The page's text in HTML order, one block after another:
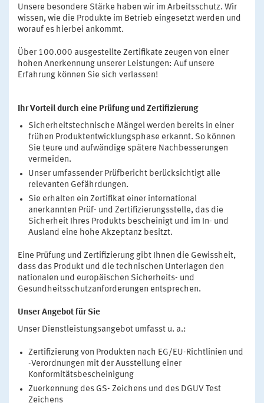
Unsere besondere Stärke haben wir im Arbeitsschutz. Wir
wissen, wie die Produkte im Betrieb eingesetzt werden und
worauf es hierbei ankommt.
Über 100.000 ausgestellte Zertifikate zeugen von einer
hohen Anerkennung unserer Leistungen: Auf unsere
Erfahrung können Sie sich verlassen!
Ihr Vorteil durch eine Prüfung und Zertifizierung
Sicherheitstechnische Mängel werden bereits in einer
frühen Produktentwicklungsphase erkannt. So können
Sie teure und aufwändige spätere Nachbesserungen
vermeiden.
Unser umfassender Prüfbericht berücksichtigt alle
relevanten Gefährdungen.
Sie erhalten ein Zertifikat einer international
anerkannten Prüf- und Zertifizierungsstelle, das die
Sicherheit Ihres Produkts bescheinigt und im In- und
Ausland eine hohe Akzeptanz besitzt.
Eine Prüfung und Zertifizierung gibt Ihnen die Gewissheit,
dass das Produkt und die technischen Unterlagen den
nationalen und europäischen Sicherheits- und
Gesundheitsschutzanforderungen entsprechen.
Unser Angebot für Sie
Unser Dienstleistungsangebot umfasst u. a.:
Zertifizierung von Produkten nach EG/EU-Richtlinien und
-Verordnungen mit der Ausstellung einer
Konformitätsbescheinigung
Zuerkennung des GS- Zeichens und des DGUV Test
Zeichens